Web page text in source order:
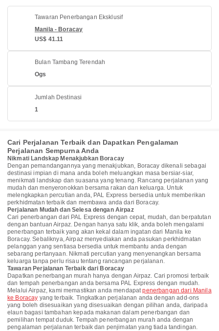
Tawaran Penerbangan Eksklusif
Manila - Boracay
US$ 41.11
Bulan Tambang Terendah
Ogs
Jumlah Destinasi
1
Cari Perjalanan Terbaik dan Dapatkan Pengalaman
Perjalanan Sempurna Anda
Nikmati Landskap Menakjubkan Boracay
Dengan pemandangannya yang menakjubkan, Boracay dikenali sebagai
destinasi impian di mana anda boleh meluangkan masa bersiar-siar,
menikmati landskap dan suasana yang tenang. Rancang perjalanan yang
mudah dan menyeronokkan bersama rakan dan keluarga. Untuk
melengkapkan percutian anda, PAL Express bersedia untuk memberikan
perkhidmatan terbaik dan membawa anda dari Boracay.
Perjalanan Mudah dan Selesa dengan Airpaz
Cari penerbangan dari PAL Express dengan cepat, mudah, dan berpatutan
dengan bantuan Airpaz. Dengan hanya satu klik, anda boleh mengalami
penerbangan terbaik yang akan kekal dalam ingatan dari Manila ke
Boracay. Sebaliknya, Airpaz menyediakan anda pasukan perkhidmatan
pelanggan yang sentiasa bersedia untuk membantu anda dengan
sebarang pertanyaan. Nikmati percutian yang menyenangkan bersama
keluarga tanpa perlu risau tentang rancangan perjalanan.
Tawaran Perjalanan Terbaik dari Boracay
Dapatkan penerbangan murah hanya dengan Airpaz. Cari promosi terbaik
dan tempah penerbangan anda bersama PAL Express dengan mudah.
Melalui Airpaz, kami memastikan anda mendapatpenerbangan dari Manila
ke Boracay yang terbaik. Tingkatkan perjalanan anda dengan add-ons
yang boleh disesuaikan yang disesuaikan dengan pilihan anda, daripada
elaun bagasi tambahan kepada makanan dalam penerbangan dan
pemilihan tempat duduk. Tempah penerbangan murah anda dengan
pengalaman perjalanan terbaik dan penjimatan yang tiada tandingan.